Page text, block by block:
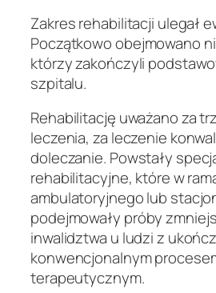
Zakres rehabilitacji ulegał
Początkowo obejmowano
którzy zakończyli
szpitalu.
Rehabilitację uważano za
leczenia, za leczenie
doleczanie. Powstały
rehabilitacyjne, które w
ambulatoryjnego lub
podejmowały próby
inwalidztwa u ludzi z
konwencjonalnym
terapeutycznym.